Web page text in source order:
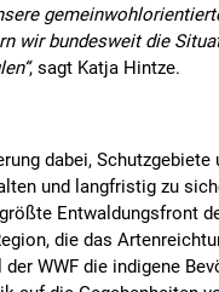
wir bundesweit die
, sagt Katja Hintze.
dabei,
und langfristig zu
Entwaldungsfront
die das
WWF die indigene